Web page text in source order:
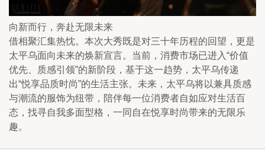
向新而行，奔赴无限未来
借相聚汇集热忱。本次大秀既是对三十年历程的回望，更是
太平乌面向未来的焕新宣言。当前，消费市场已进入“价值
优先、质感引领”的新阶段，基于这一趋势，太平乌传递
出“悦享品质时尚”的生活主张。未来，太平乌将以兼具质感
与潮流的服饰为纽带，陪伴每一位消费者自如应对生活百
态，找寻自我多面型格，一同自在悦享时尚带来的无限乐
趣。